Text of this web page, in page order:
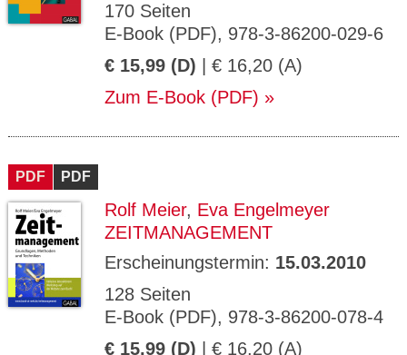
170 Seiten
E-Book (PDF), 978-3-86200-029-6
€ 15,99 (D) | € 16,20 (A)
Zum E-Book (PDF)
PDF PDF
Rolf Meier, Eva Engelmeyer
ZEITMANAGEMENT
Erscheinungstermin: 15.03.2010
128 Seiten
E-Book (PDF), 978-3-86200-078-4
€ 15,99 (D) | € 16,20 (A)